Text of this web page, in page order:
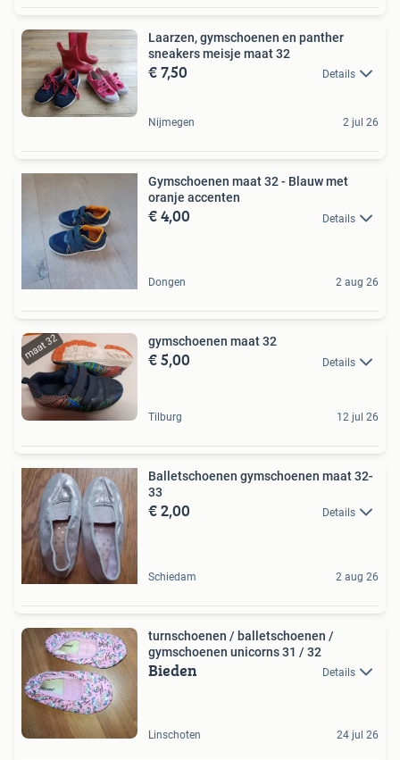
Laarzen, gymschoenen en panther
sneakers meisje maat 32
€ 7,50 Details
Nijmegen 2 jul 26
Gymschoenen maat 32 - Blauw met
oranje accenten
€ 4,00 Details
Dongen 2 aug 26
gymschoenen maat 32
€ 5,00 Details
Tilburg 12 jul 26
Balletschoenen gymschoenen maat 32-
33
€ 2,00 Details
Schiedam 2 aug 26
turnschoenen / balletschoenen /
gymschoenen unicorns 31 / 32
Bieden Details
Linschoten 24 jul 26